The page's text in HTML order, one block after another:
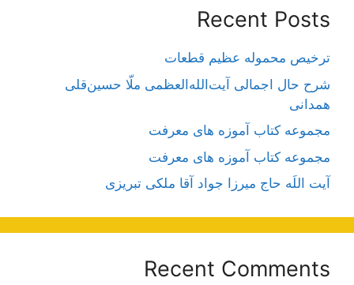
Recent Posts
ترخیص محموله عظیم قطعات
شرح حال اجمالی آیت‌الله‌العظمی ملّا حسین‌قلی
همدانی
مجموعه کتاب آموزه های معرفت
مجموعه کتاب آموزه های معرفت
آیت اللَه حاج میرزا جواد آقا ملکی تبریزی
Recent Comments